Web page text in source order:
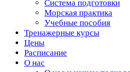
Cистема подготовки
Морская практика
Учебные пособия
Тренажерные курсы
Цены
Расписание
О нас